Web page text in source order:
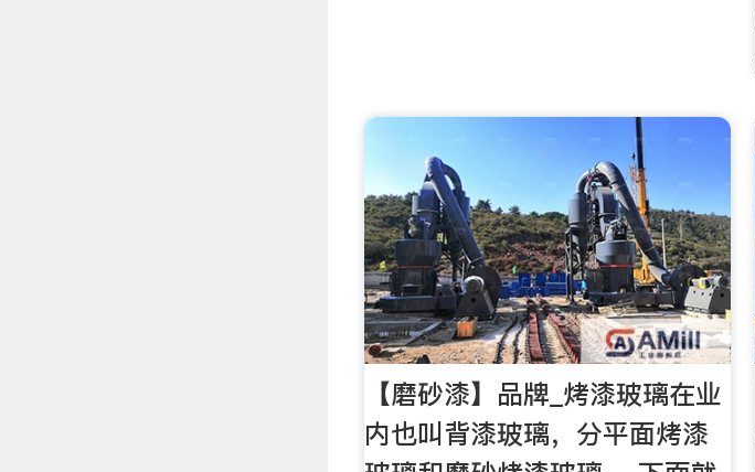
【磨砂漆】品牌_烤漆玻璃在业
内也叫背漆玻璃，分平面烤漆